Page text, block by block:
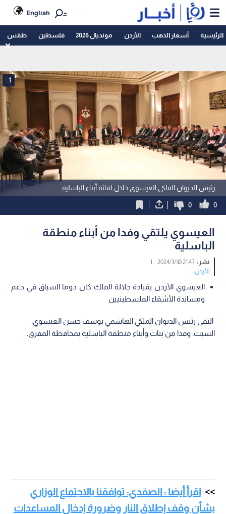
English
الرئيسية أسعار الذهب الأردن مونديال 2026 فلسطين طقس
رئيس الديوان الملكي العيسوي خلال لقائه أبناء الباسلية
1
0
0
العيسوي يلتقي وفدا من أبناء منطقة
الباسلية
نشر :21:47 2024/3/30
|
الأردن
العيسوي الأردن بقيادة جلالة الملك كان دوما السباق في دعم
ومساندة الأشقاء الفلسطينيين
التقى رئيس الديوان الملكي الهاشمي يوسف حسن العيسوي،
السبت، وفدا من بنات وأبناء منطقة الباسلية بمحافظة المفرق.
اقرأ أيضا : الصفدي: توافقنا بالاجتماع الوزاري
بشأن وقف إطلاق النار وضرورة إدخال المساعدات